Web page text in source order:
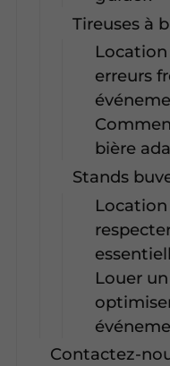
Tireuses à
erreurs
bière
Stands
Louer
Contactez-